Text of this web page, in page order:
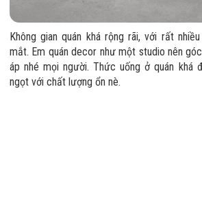
Không gian quán khá rộng rãi, với rất
mắt. Em quán decor như một studio nên
áp nhé mọi người. Thức uống ở quán khá
ngọt với chất lượng ổn nè.